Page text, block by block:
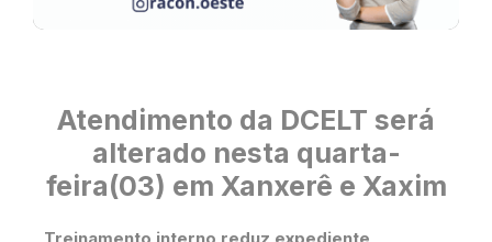
Atendimento da DCELT será
alterado nesta quarta-
feira(03) em Xanxerê e Xaxim